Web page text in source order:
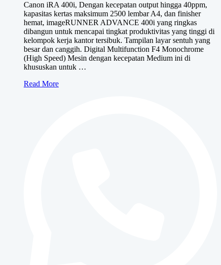
adalah:
Rp12,000,000.
ini
adalah:
Rp10,000,000.
Canon iRA 400i, Dengan kecepatan output hingga 40ppm,
kapasitas kertas maksimum 2500 lembar A4, dan finisher
hemat, imageRUNNER ADVANCE 400i yang ringkas
dibangun untuk mencapai tingkat produktivitas yang tinggi di
kelompok kerja kantor tersibuk. Tampilan layar sentuh yang
besar dan canggih. Digital Multifunction F4 Monochrome
(High Speed) Mesin dengan kecepatan Medium ini di
khususkan untuk …
Canon
Read More